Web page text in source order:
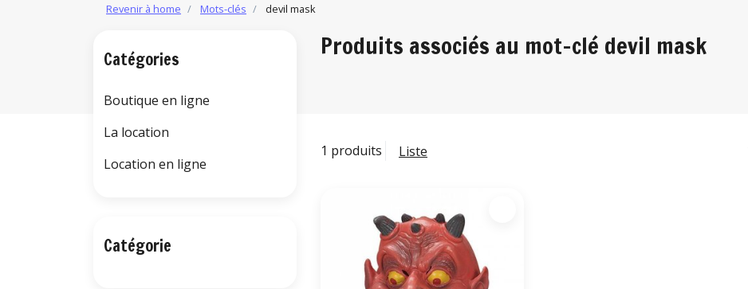
Revenir à home Mots-clés devil mask
Produits associés au mot-clé devil mask
1 produits Liste
Catégories
Boutique en ligne
La location
Location en ligne
Catégorie